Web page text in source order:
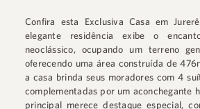
Confira esta Exclusiva Casa em
elegante residência exibe o
neoclássico, ocupando um terreno
oferecendo uma área construída de
a casa brinda seus moradores com 4
complementadas por um aconchegante
principal merece destaque especial,